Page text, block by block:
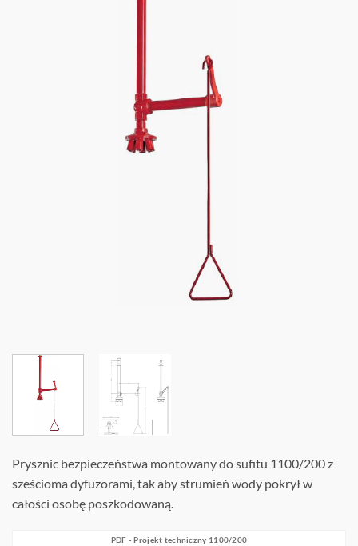
Prysznic bezpieczeństwa montowany do sufitu 1100/200 z
sześcioma dyfuzorami, tak aby strumień wody pokrył w
całości osobę poszkodowaną.
PDF - Projekt techniczny 1100/200